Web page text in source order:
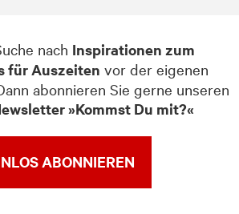
nach Inspirationen zum
für Auszeiten vor der eigenen
abonnieren Sie gerne unseren
»Kommst Du mit?«
ABONNIEREN